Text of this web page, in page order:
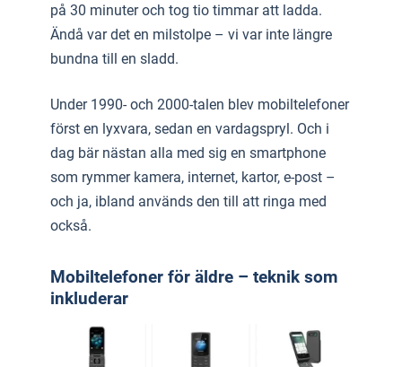
på 30 minuter och tog tio timmar att ladda.
Ändå var det en milstolpe – vi var inte längre
bundna till en sladd.
Under 1990- och 2000-talen blev mobiltelefoner
först en lyxvara, sedan en vardagspryl. Och i
dag bär nästan alla med sig en smartphone
som rymmer kamera, internet, kartor, e-post –
och ja, ibland används den till att ringa med
också.
Mobiltelefoner för äldre – teknik som
inkluderar